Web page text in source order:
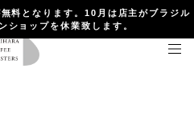
料となります。10月は店主がブラジル
ショップを休業致します。